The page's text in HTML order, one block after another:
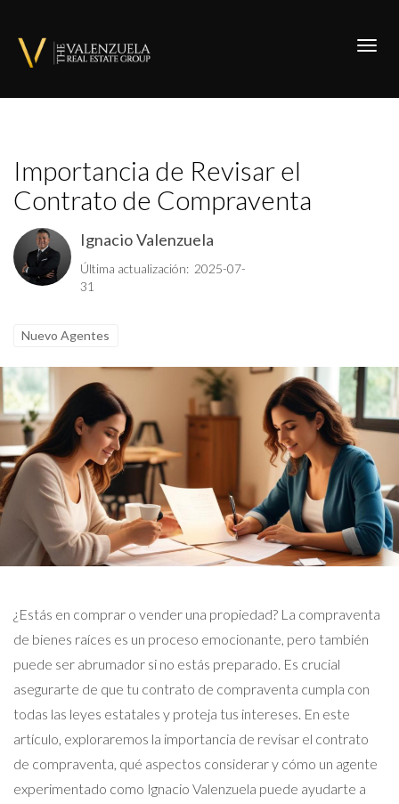
Importancia de Revisar el
Contrato de Compraventa
Ignacio Valenzuela
Última actualización: 2025-07-
31
Nuevo Agentes
¿Estás en comprar o vender una propiedad? La compraventa
de bienes raíces es un proceso emocionante, pero también
puede ser abrumador si no estás preparado. Es crucial
asegurarte de que tu contrato de compraventa cumpla con
todas las leyes estatales y proteja tus intereses. En este
artículo, exploraremos la importancia de revisar el contrato
de compraventa, qué aspectos considerar y cómo un agente
experimentado como Ignacio Valenzuela puede ayudarte a